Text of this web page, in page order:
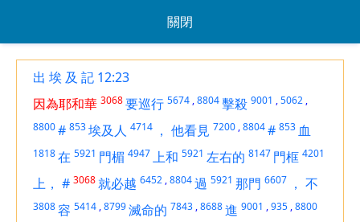
關閉
出 埃 及 記 12:23
因為耶和華 3068要巡行 5674 ,8804擊殺 9001 ,5062 ,
8800# 853埃及人 4714 ， 他看見 7200 ,8804# 853 血
1818在 5921 門楣 4947上和 5921 左右的 8147 門框 4201
上， # 3068就必越 6452 ,8804過 5921 那門 6607 ， 不
3808容 5414 ,8799滅命的 7843 ,8688進 9001 ,935 ,8800